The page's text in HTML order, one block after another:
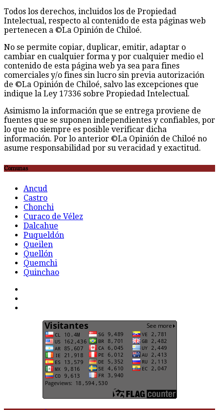
Todos los derechos, incluidos los de Propiedad
Intelectual, respecto al contenido de esta páginas web
pertenecen a ©La Opinión de Chiloé.
No se permite copiar, duplicar, emitir, adaptar o
cambiar en cualquier forma y por cualquier medio el
contenido de esta página web ya sea para fines
comerciales y/o fines sin lucro sin previa autorización
de ©La Opinión de Chiloé, salvo las excepciones que
indique la Ley 17336 sobre Propiedad Intelectual.
Asimismo la información que se entrega proviene de
fuentes que se suponen independientes y confiables, por
lo que no siempre es posible verificar dicha
información. Por lo anterior ©La Opinión de Chiloé no
asume responsabilidad por su veracidad y exactitud.
Comunas
Ancud
Castro
Chonchi
Curaco de Vélez
Dalcahue
Puqueldón
Queilen
Quellón
Quemchi
Quinchao